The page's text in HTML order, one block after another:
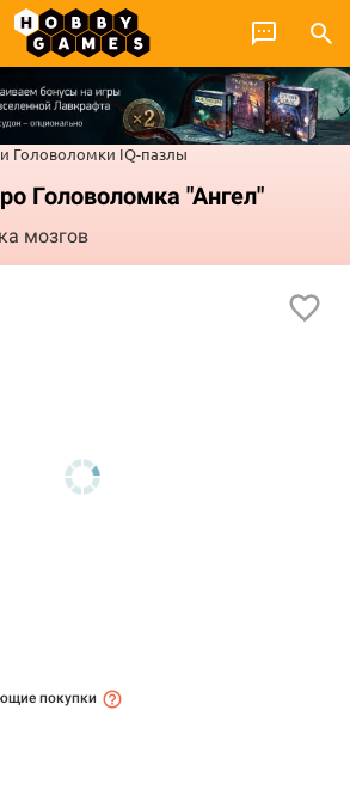
Головоломки IQ-пазлы
Головоломка "Ангел"
мозгов
покупки